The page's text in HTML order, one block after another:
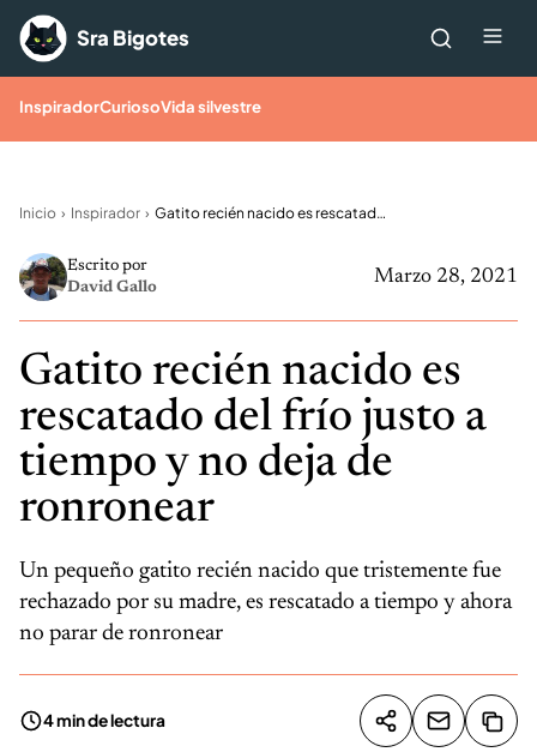
Saltar al contenido
Sra Bigotes
InspiradorCuriosoVida silvestre
Inicio Inspirador Gatito recién nacido es rescatado del frío justo a tiempo y no deja de ronronear
Marzo 28, 2021
Escrito por
David Gallo
Gatito recién nacido es
rescatado del frío justo a
tiempo y no deja de
ronronear
Un pequeño gatito recién nacido que tristemente fue
rechazado por su madre, es rescatado a tiempo y ahora
no parar de ronronear
4 min de lectura Compartir